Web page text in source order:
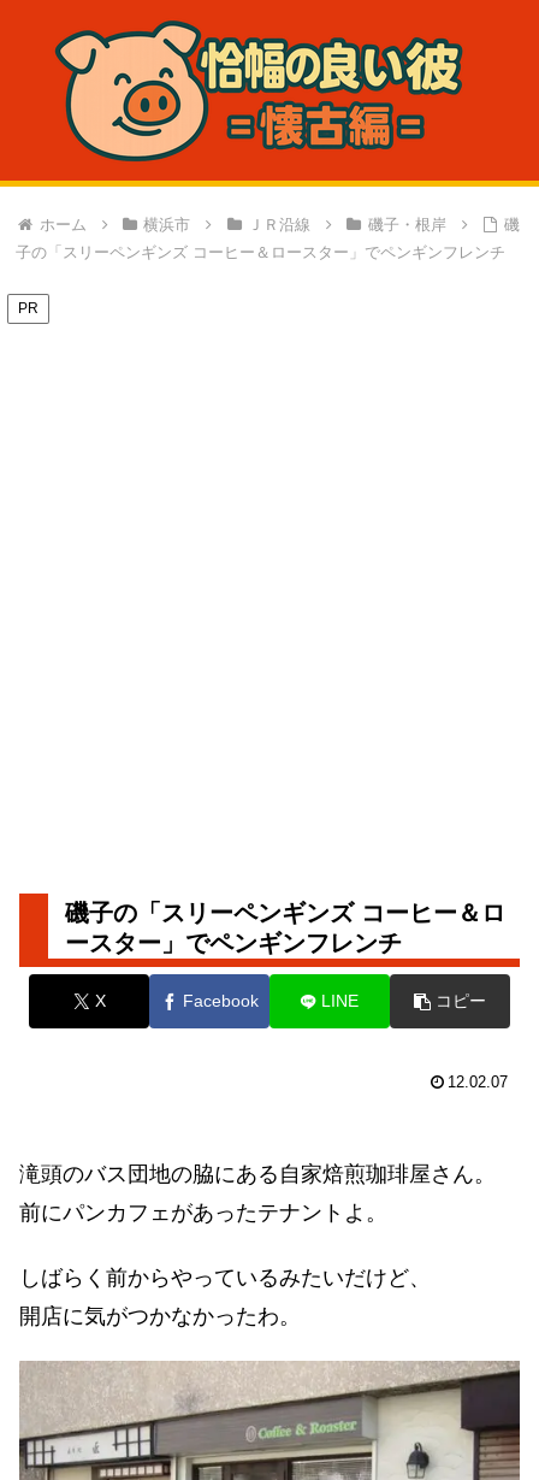
ホーム 横浜市 ＪＲ沿線 磯子・根岸
磯
子の「スリーペンギンズ コーヒー＆ロースター」でペンギンフレンチ
PR
磯子の「スリーペンギンズ コーヒー＆ロ
ースター」でペンギンフレンチ
X Facebook LINE コピー
12.02.07
滝頭のバス団地の脇にある自家焙煎珈琲屋さん。
前にパンカフェがあったテナントよ。
しばらく前からやっているみたいだけど、
開店に気がつかなかったわ。